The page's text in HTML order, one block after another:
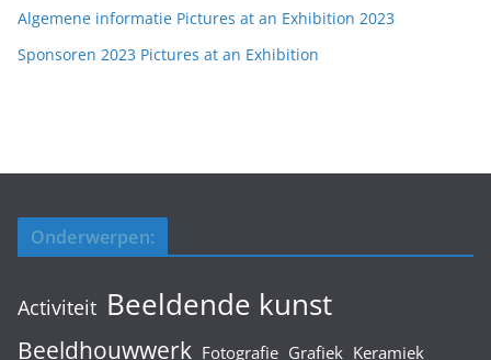
Algemene informatie Pictures at an Exhibition 2023
Sponsoren 2023 Pictures at an Exhibition
Onderwerpen:
Activiteit Beeldende kunst
Beeldhouwwerk Fotografie Grafiek Keramiek